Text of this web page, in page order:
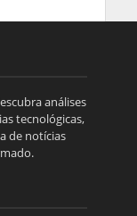
análises
tecnológicas,
de notícias